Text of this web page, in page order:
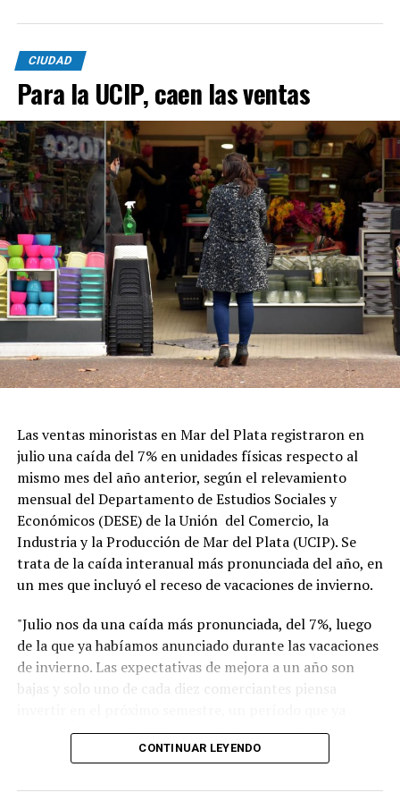
CIUDAD
Para la UCIP, caen las ventas
Las ventas minoristas en Mar del Plata registraron en
julio una caída del 7% en unidades físicas respecto al
mismo mes del año anterior, según el relevamiento
mensual del Departamento de Estudios Sociales y
Económicos (DESE) de la Unión del Comercio, la
Industria y la Producción de Mar del Plata (UCIP). Se
trata de la caída interanual más pronunciada del año, en
un mes que incluyó el receso de vacaciones de invierno.
"Julio nos da una caída más pronunciada, del 7%, luego
de la que ya habíamos anunciado durante las vacaciones
de invierno. Las expectativas de mejora a un año son
bajas y solo uno de cada diez comerciantes piensa
alcanza al inicio de la temporada de verano", afirmó
meses de caída en ventas y en rentabilidad. Solo 15 de
CONTINUAR LEYENDO